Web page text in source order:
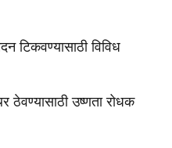
टिकवण्यासाठी विविध
ठेवण्यासाठी उष्णता रोधक